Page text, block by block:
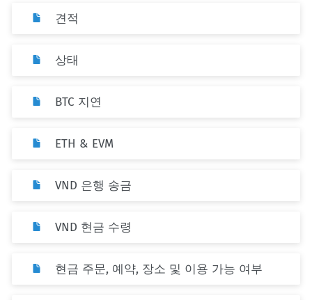
견적
상태
BTC 지연
ETH & EVM
VND 은행 송금
VND 현금 수령
현금 주문, 예약, 장소 및 이용 가능 여부